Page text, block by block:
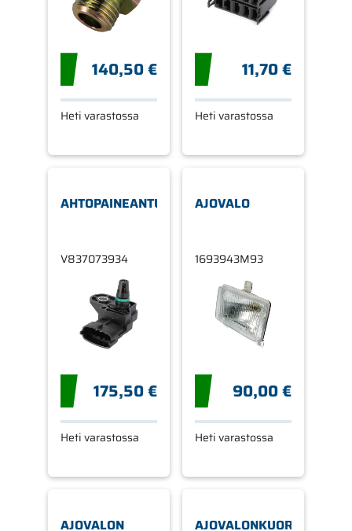
140,50 €
Heti varastossa
11,70 €
Heti varastossa
AHTOPAINEANTURI
V837073934
175,50 €
Heti varastossa
AJOVALO
1693943M93
90,00 €
Heti varastossa
AJOVALON AJOVALONKUORI